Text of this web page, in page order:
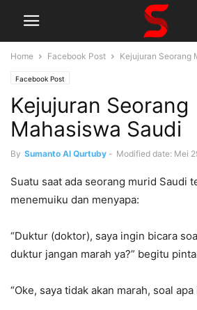
Home Facebook Post Kejujuran Seorang
Facebook Post
Kejujuran Seorang
Mahasiswa Saudi
By Sumanto Al Qurtuby - Modified date: Mei
Suatu saat ada seorang murid Saudi
menemuiku dan menyapa:
“Duktur (doktor), saya ingin bicara
duktur jangan marah ya?” begitu
“Oke, saya tidak akan marah, soal apa